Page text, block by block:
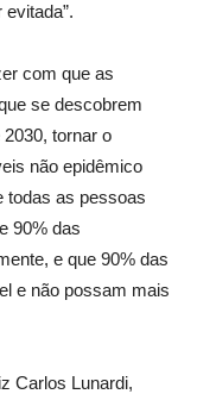
com que as
se descobrem
tornar o
não epidêmico
todas as pessoas
90% das
e que 90% das
e não possam mais
Carlos Lunardi,